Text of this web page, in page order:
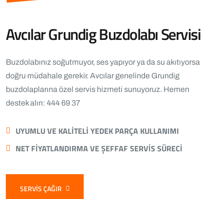
Avcılar Grundig Buzdolabı Servisi
Buzdolabınız soğutmuyor, ses yapıyor ya da su akıtıyorsa
doğru müdahale gerekir. Avcılar genelinde Grundig
buzdolaplarına özel servis hizmeti sunuyoruz. Hemen
destek alın: 444 69 37
UYUMLU VE KALITELI YEDEK PARÇA KULLANIMI
NET FIYATLANDIRMA VE ŞEFFAF SERVIS SÜRECI
SERVIS ÇAĞIR